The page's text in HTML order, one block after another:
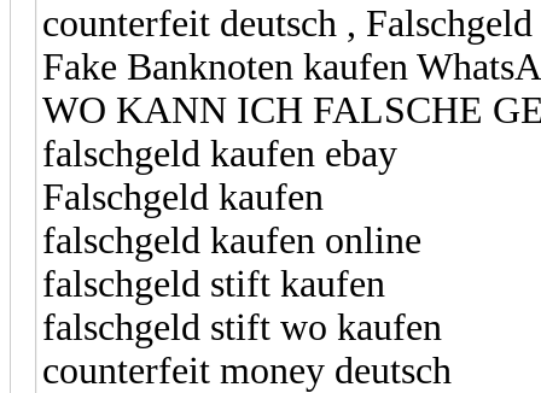
counterfeit deutsch ,
Fake Banknoten kaufen
WO KANN ICH FALSCHE
falschgeld kaufen ebay
Falschgeld kaufen
falschgeld kaufen online
falschgeld stift kaufen
falschgeld stift wo kaufen
counterfeit money deutsch